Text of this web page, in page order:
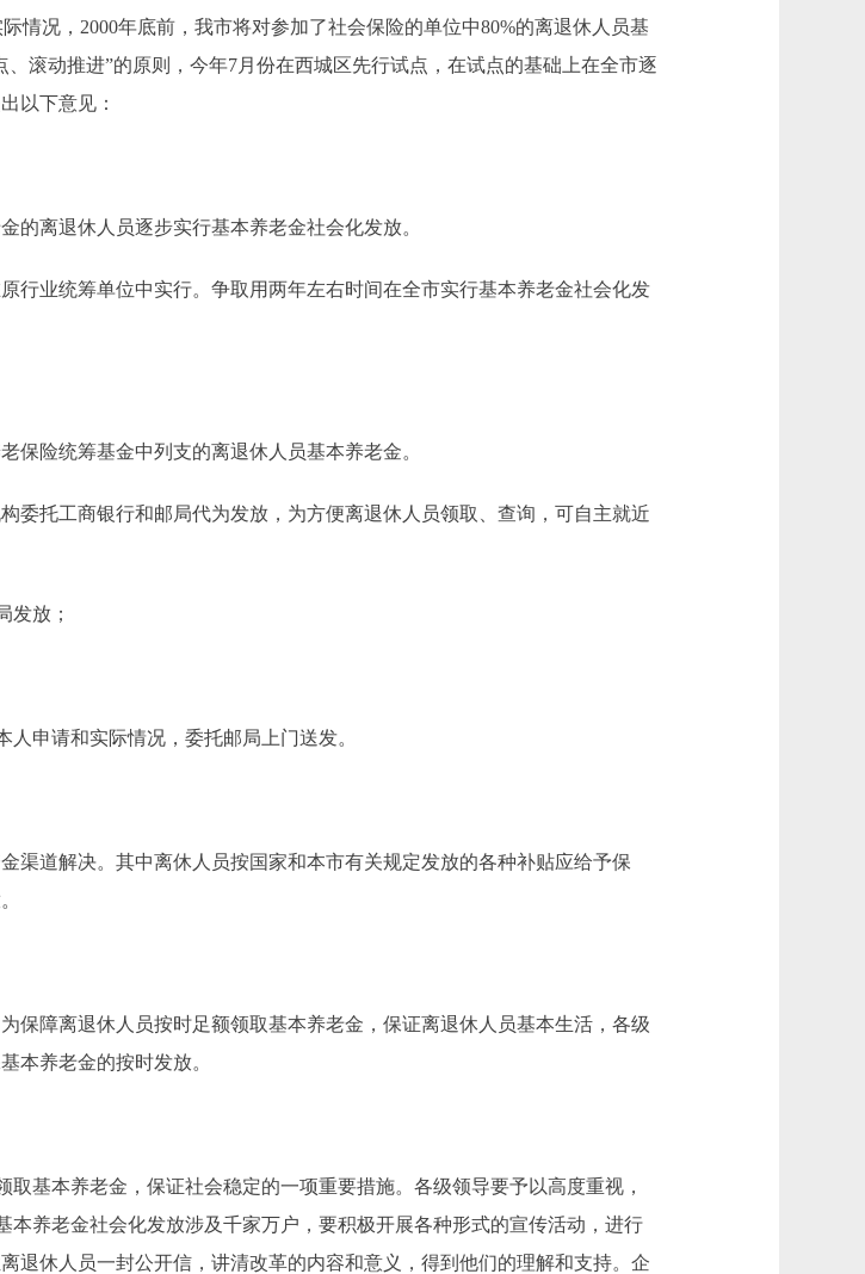
情况，2000年底前，我市将对参加了社会保险的单位中80%的离退休人员基
滚动推进”的原则，今年7月份在西城区先行试点，在试点的基础上在全市逐
以下意见：
离退休人员逐步实行基本养老金社会化发放。
业统筹单位中实行。争取用两年左右时间在全市实行基本养老金社会化发
险统筹基金中列支的离退休人员基本养老金。
托工商银行和邮局代为发放，为方便离退休人员领取、查询，可自主就近
放；
申请和实际情况，委托邮局上门送发。
道解决。其中离休人员按国家和本市有关规定发放的各种补贴应给予保
障离退休人员按时足额领取基本养老金，保证离退休人员基本生活，各级
本养老金的按时发放。
本养老金，保证社会稳定的一项重要措施。各级领导要予以高度重视，
养老金社会化发放涉及千家万户，要积极开展各种形式的宣传活动，进行
退休人员一封公开信，讲清改革的内容和意义，得到他们的理解和支持。企